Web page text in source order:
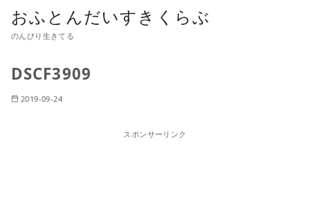
おふとんだいすきくらぶ
のんびり生きてる
DSCF3909
2019-09-24
スポンサーリンク